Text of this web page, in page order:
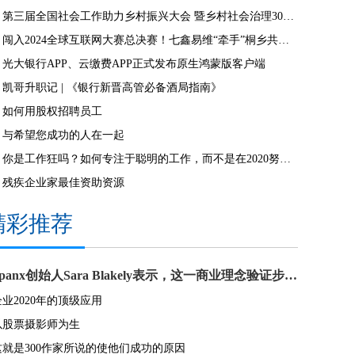
第三届全国社会工作助力乡村振兴大会 暨乡村社会治理30人高端对话在长沙举行
闯入2024全球互联网大赛总决赛！七鑫易维“牵手”桐乡共谋发展
光大银行APP、云缴费APP正式发布原生鸿蒙版客户端
凯哥升职记 | 《银行新晋高管必备酒局指南》
如何用股权招聘员工
与希望您成功的人在一起
你是工作狂吗？如何专注于聪明的工作，而不是在2020努力。
残疾企业家最佳资助资源
彩推荐
Spanx创始人Sara Blakely表示，这一商业理念验证步骤可能是一个大错误
业2020年的顶级应用
股票摄影师为生
就是300作家所说的使他们成功的原因